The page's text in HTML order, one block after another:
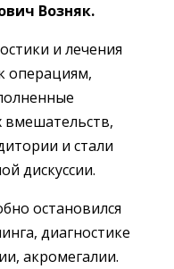
Возняк.
и лечения
операциям,
и стали
дискуссии.
остановился
диагностике
акромегалии.